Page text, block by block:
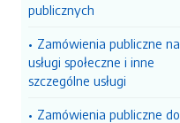
publicznych
Zamówienia publiczne na
usługi społeczne i inne
szczególne usługi
Zamówienia publiczne do